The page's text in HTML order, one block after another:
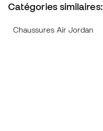
Catégories similaires:
Chaussures Air Jordan